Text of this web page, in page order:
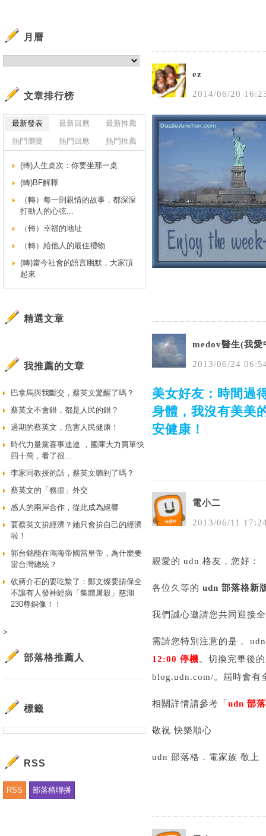
ez
2014/06/20 16:
medov醫生(我愛
2013/06/24 06:
美女好友：時間過
身體，我沒有美美
安健康！
電小二
2013/06/11 17:
親愛的 udn 格友，您好：
各位久等的 udn 部落格新
我們誠心邀請您共同迎接
需請您特別注意的是，
12:00 停機。切換完畢後
blog.udn.com/。屆時會有
相關詳情請參考「 udn 部
敬祝 快樂順心
udn 部落格．電家族 敬上
月曆
文章排行榜
最新發表 最新回應
最新推薦
熱門瀏覽
熱門回應 熱門推薦
(轉)人生桌次：你要坐那一桌
(轉)BF解釋
（轉）每一則親情的故事，都深深
打動人的心弦...
（轉）幸福的地址
（轉）給他人的最佳禮物
(轉)當今社會的語言幽默，大家頂
起來
精選文章
我推薦的文章
巴拿馬與我斷交，蔡英文驚醒了嗎？
蔡英文不會錯，都是人民的錯？
過期的蔡英文，危害人民健康！
時代力量黨喜事連連 ，國庫大力買單快
四十萬，看了很…
李家同教授的話，蔡英文聽到了嗎？
蔡英文的「務虛」外交
感人的兩岸合作，從此成為絕響
要蔡英文拚經濟？她只會拚自己的經濟
啦！
郭台銘能在鴻海帝國當皇帝，為什麼要
當台灣總統？
砍蔣介石的要吃鱉了：鄭文燦要請保全
不讓有人發神經病「集體屠殺」慈湖
230尊銅像！！
>
部落格推薦人
標籤
RSS
RSS 部落格聯播